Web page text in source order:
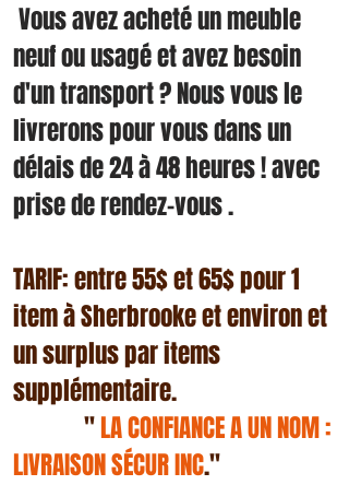
Vous avez acheté un meuble
neuf ou usagé et avez besoin
d'un transport ? Nous vous le
livrerons pour vous dans un
délais de 24 à 48 heures ! avec
prise de rendez-vous .
TARIF: entre 55$ et 65$ pour 1
item à Sherbrooke et environ et
un surplus par items
supplémentaire.
''LA CONFIANCE A UN NOM :
LIVRAISON SÉCUR INC.''